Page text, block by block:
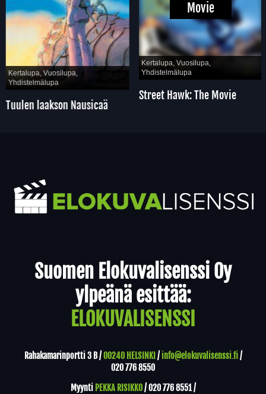
Kertalupa, Vuosilupa,
Yhdistelmälupa
Tuulen laakson Nausicaä
Movie
Kertalupa, Vuosilupa,
Yhdistelmälupa
Street Hawk: The Movie
Suomen Elokuvalisenssi Oy
ylpeänä esittää:
ELOKUVALISENSSI
Rahakamarinportti 3 B /00240 HELSINKI / info@elokuvalisenssi.fi/
020 776 8550
Myynti PEKKA RISIKKO/020 776 8551/